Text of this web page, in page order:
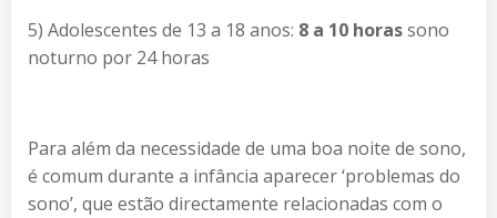
5) Adolescentes de 13 a 18 anos: 8 a 10 horassono
noturno por 24 horas
Para além da necessidade de uma boa noite de sono,
é comum durante a infância aparecer ‘problemas do
sono’, que estão directamente relacionadas com o